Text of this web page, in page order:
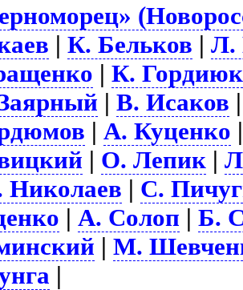
|К. Бельков |Л.
|К. Гордиюк
|В. Исаков
|А. Куценко
| О. Лепик |
Николаев | С.
|А. Солоп |Б.
|М.
|